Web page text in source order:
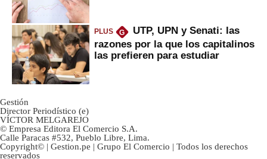
PLUS G
UTP, UPN y Senati: las
razones por la que los capitalinos
las prefieren para estudiar
Gestión
Director Periodístico (e)
VÍCTOR MELGAREJO
© Empresa Editora El Comercio S.A.
Calle Paracas #532, Pueblo Libre, Lima.
Copyright© | Gestion.pe | Grupo El Comercio | Todos los derechos
reservados